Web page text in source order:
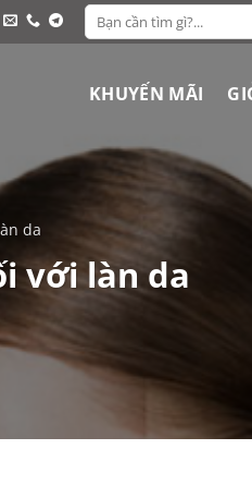
Search
for:
KHUYẾN MÃI
da
với làn da